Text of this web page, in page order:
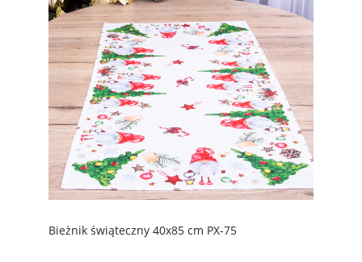
Bieżnik świąteczny 40x85 cm PX-75